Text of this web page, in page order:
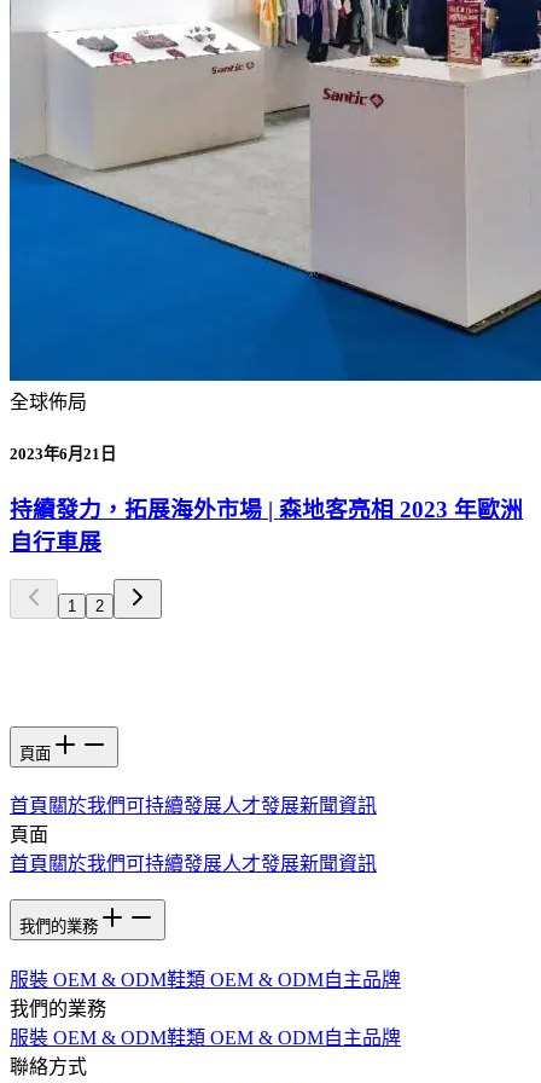
全球佈局
2023年6月21日
持續發力，拓展海外市場 | 森地客亮相 2023 年歐洲
自行車展
1 2
頁面
首頁 關於我們可持續發展人才發展新聞資訊
頁面
首頁 關於我們可持續發展人才發展新聞資訊
我們的業務
服裝 OEM & ODM鞋類 OEM & ODM自主品牌
我們的業務
服裝 OEM & ODM鞋類 OEM & ODM自主品牌
聯絡方式